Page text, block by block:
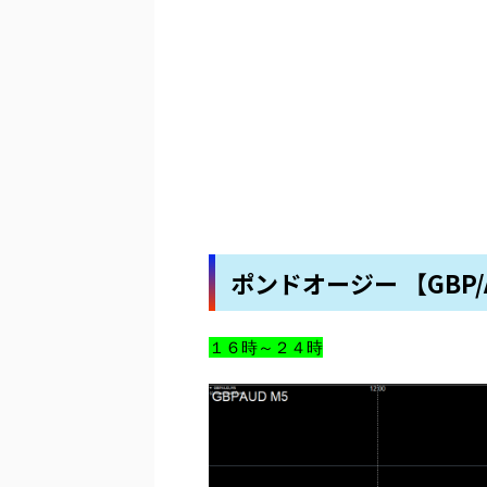
ポンドオージー 【
１６時～２４時